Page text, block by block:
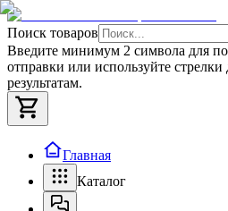
Поиск товаров
Введите минимум 2 символа для
отправки или используйте
результатам.
Главная
Каталог